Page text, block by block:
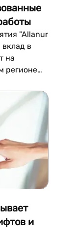
"Allanur
в
на
регионе
различных
и